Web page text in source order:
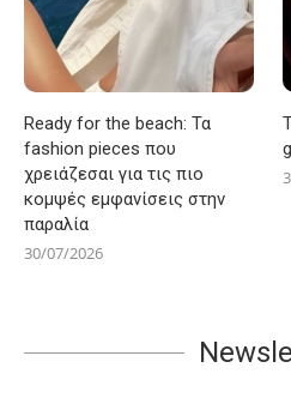
Ready for the beach: Τα
fashion pieces που
χρειάζεσαι για τις πιο
κομψές εμφανίσεις στην
παραλία
30/07/2026